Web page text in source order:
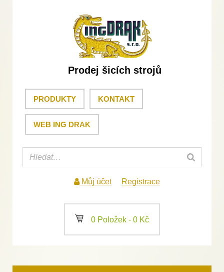
Prodej šicích strojů
PRODUKTY KONTAKT
WEB ING DRAK
Můj účet Registrace
a 0 Položek - 0 Kč